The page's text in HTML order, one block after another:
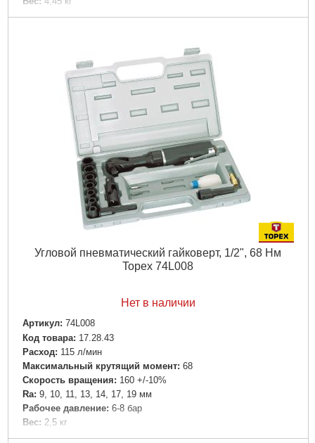
Угловой пневматический гайковерт, 1/2", 68 Нм
Topex 74L008
Нет в наличии
Артикул: 74L008
Код товара: 17.28.43
Расход: 115 л/мин
Максимальный крутящий момент: 68
Скорость вращения: 160 +/-10%
Ra: 9, 10, 11, 13, 14, 17, 19 мм
Рабочее давление: 6-8 бар
Вес: 2,5 кг